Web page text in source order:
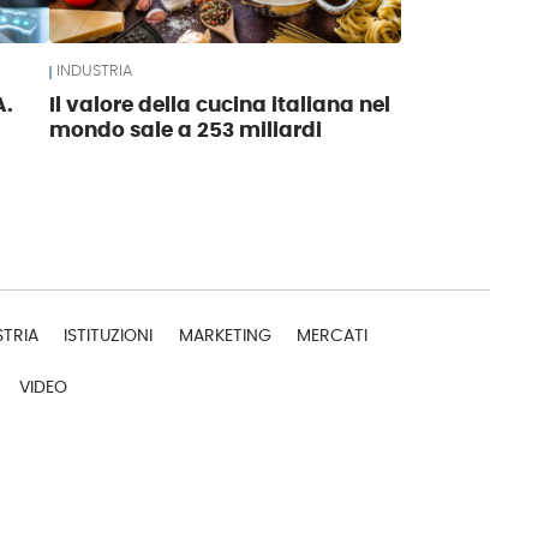
INDUSTRIA
Il valore della cucina italiana nel
mondo sale a 253 miliardi
ISTITUZIONI MARKETING MERCATI
VIDEO